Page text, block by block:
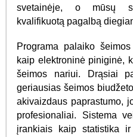
svetainėje, o mūsų
kvalifikuotą pagalbą
Programa palaiko
kaip elektroninė piniginė,
šeimos nariui. Drąsiai
geriausias šeimos
akivaizdaus paprastumo,
profesionaliai. Sistema
įrankiais kaip statistika